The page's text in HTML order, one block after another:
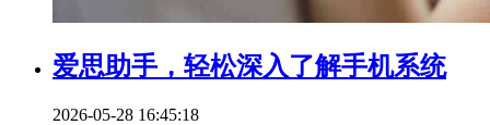
爱思助手，轻松深入了解手机系统
2026-05-28 16:45:18